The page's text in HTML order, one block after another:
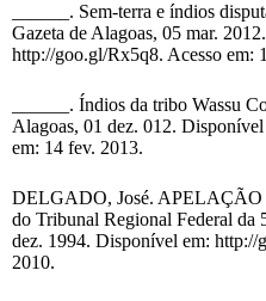
______. Sem-terra e índios
Gazeta de Alagoas, 05 mar.
http://goo.gl/Rx5q8. Acesso em:
______. Índios da tribo Wassu
Alagoas, 01 dez. 012.
em: 14 fev. 2013.
DELGADO, José. APELAÇÃO
do Tribunal Regional Federal da
dez. 1994. Disponível em: http://
2010.